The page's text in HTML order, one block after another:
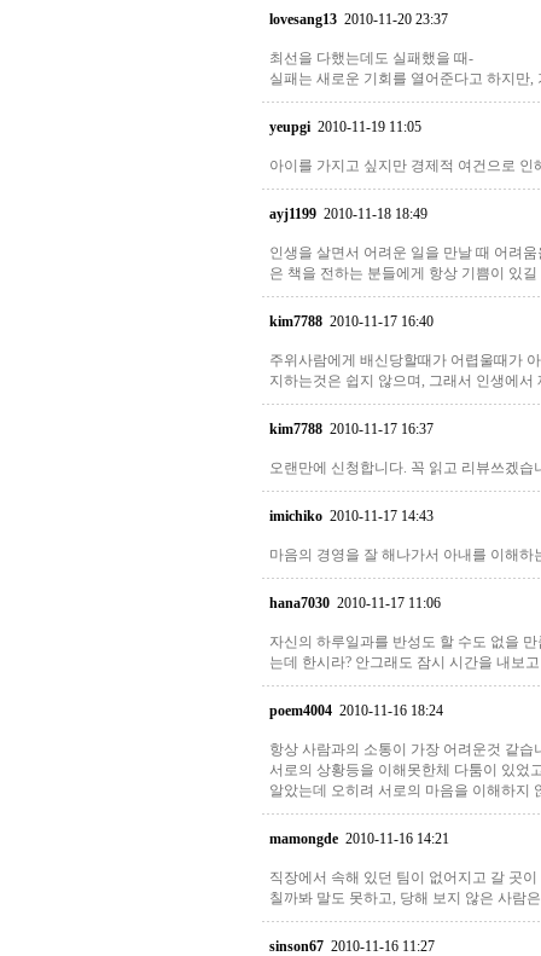
lovesang13 2010-11-20 23:37
최선을 다했는데도 실패했을 때-
실패는 새로운 기회를 열어준다고 하지만
yeupgi 2010-11-19 11:05
아이를 가지고 싶지만 경제적 여건으로 인
ayj1199 2010-11-18 18:49
인생을 살면서 어려운 일을 만날 때 어려
은 책을 전하는 분들에게 항상 기쁨이 있
kim7788 2010-11-17 16:40
주위사람에게 배신당할때가 어렵울때가
지하는것은 쉽지 않으며, 그래서 인생에
kim7788 2010-11-17 16:37
오랜만에 신청합니다. 꼭 읽고 리뷰쓰겠습
imichiko 2010-11-17 14:43
마음의 경영을 잘 해나가서 아내를 이해하
hana7030 2010-11-17 11:06
자신의 하루일과를 반성도 할 수도 없을
는데 한시라? 안그래도 잠시 시간을 내보
poem4004 2010-11-16 18:24
항상 사람과의 소통이 가장 어려운것 같
서로의 상황등을 이해못한체 다툼이 있었
알았는데 오히려 서로의 마음을 이해하지
mamongde 2010-11-16 14:21
직장에서 속해 있던 팀이 없어지고 갈 곳
칠까봐 말도 못하고, 당해 보지 않은 사람
sinson67 2010-11-16 11:27